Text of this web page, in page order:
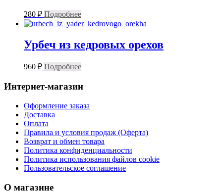
280 ₽ Подробнее
Урбеч из кедровых орехов
960 ₽ Подробнее
Интернет-магазин
Оформление заказа
Доставка
Оплата
Правила и условия продаж (Оферта)
Возврат и обмен товара
Политика конфиденциальности
Политика использования файлов cookie
Пользовательское соглашение
О магазине